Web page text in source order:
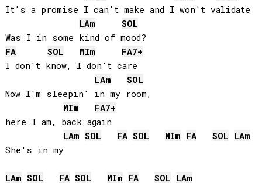
It's a promise I can't make and I won't validate
LAm
SOL
FA
SOL MIm FA7+
I don't know, I don't care
LAm
SOL
Now I'm sleepin' in my room,
MIm FA7+
here I am, back again
LAm SOL FA SOL MIm FA SOL LAm
She's in my
LAm SOL FA SOL MIm FA SOL LAm